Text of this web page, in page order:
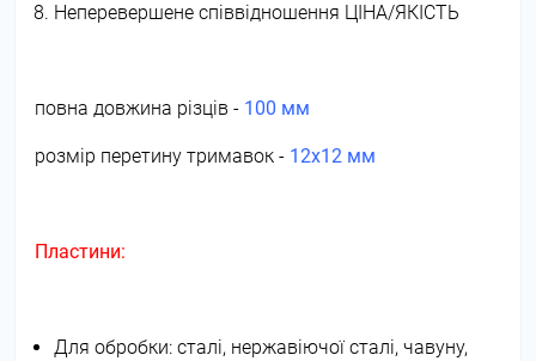
Неперевершене співвідношення ЦІНА/ЯКІСТЬ
повна довжина різців - 100 мм
розмір перетину тримавок - 12х12 мм
Пластини:
Для обробки: сталі, нержавіючої сталі, чавуну,